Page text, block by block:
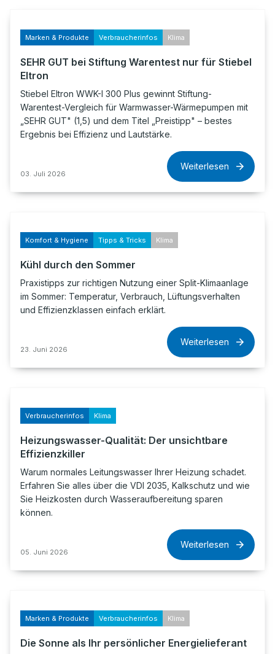
Marken & Produkte Verbraucherinfos Klima
SEHR GUT bei Stiftung Warentest nur für Stiebel
Eltron
Stiebel Eltron WWK-I 300 Plus gewinnt Stiftung-
Warentest-Vergleich für Warmwasser-Wärmepumpen mit
„SEHR GUT" (1,5) und dem Titel „Preistipp" – bestes
Ergebnis bei Effizienz und Lautstärke.
03. Juli 2026
Weiterlesen
Komfort & Hygiene Tipps & Tricks Klima
Kühl durch den Sommer
Praxistipps zur richtigen Nutzung einer Split-Klimaanlage
im Sommer: Temperatur, Verbrauch, Lüftungsverhalten
und Effizienzklassen einfach erklärt.
23. Juni 2026
Weiterlesen
Verbraucherinfos Klima
Heizungswasser-Qualität: Der unsichtbare
Effizienzkiller
Warum normales Leitungswasser Ihrer Heizung schadet.
Erfahren Sie alles über die VDI 2035, Kalkschutz und wie
Sie Heizkosten durch Wasseraufbereitung sparen
können.
05. Juni 2026
Weiterlesen
Marken & Produkte Verbraucherinfos Klima
Die Sonne als Ihr persönlicher Energielieferant